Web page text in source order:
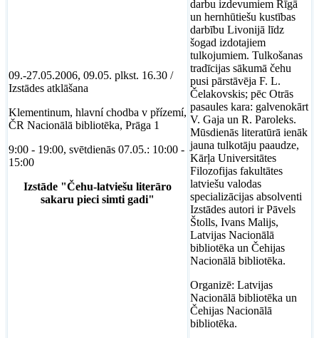
09.-27.05.2006, 09.05. plkst. 16.30 /
Izstādes atklāšana
Klementinum, hlavní chodba v přízemí,
ČR Nacionālā bibliotēka, Prāga 1
9:00 - 19:00, svētdienās 07.05.: 10:00 -
15:00
Izstāde "Čehu-latviešu literāro
sakaru pieci simti gadi"
darbu izdevumiem Rīgā
un hernhūtiešu kustības
darbību Livonijā līdz
šogad izdotajiem
tulkojumiem. Tulkošanas
tradīcijas sākumā čehu
pusi pārstāvēja F. L.
Čelakovskis; pēc Otrās
pasaules kara: galvenokārt
V. Gaja un R. Paroleks.
Mūsdienās literatūrā ienāk
jauna tulkotāju paaudze,
Kārļa Universitātes
Filozofijas fakultātes
latviešu valodas
specializācijas absolventi
Izstādes autori ir Pāvels
Štolls, Ivans Malijs,
Latvijas Nacionālā
bibliotēka un Čehijas
Nacionālā bibliotēka.
Organizē: Latvijas
Nacionālā bibliotēka un
Čehijas Nacionālā
bibliotēka.